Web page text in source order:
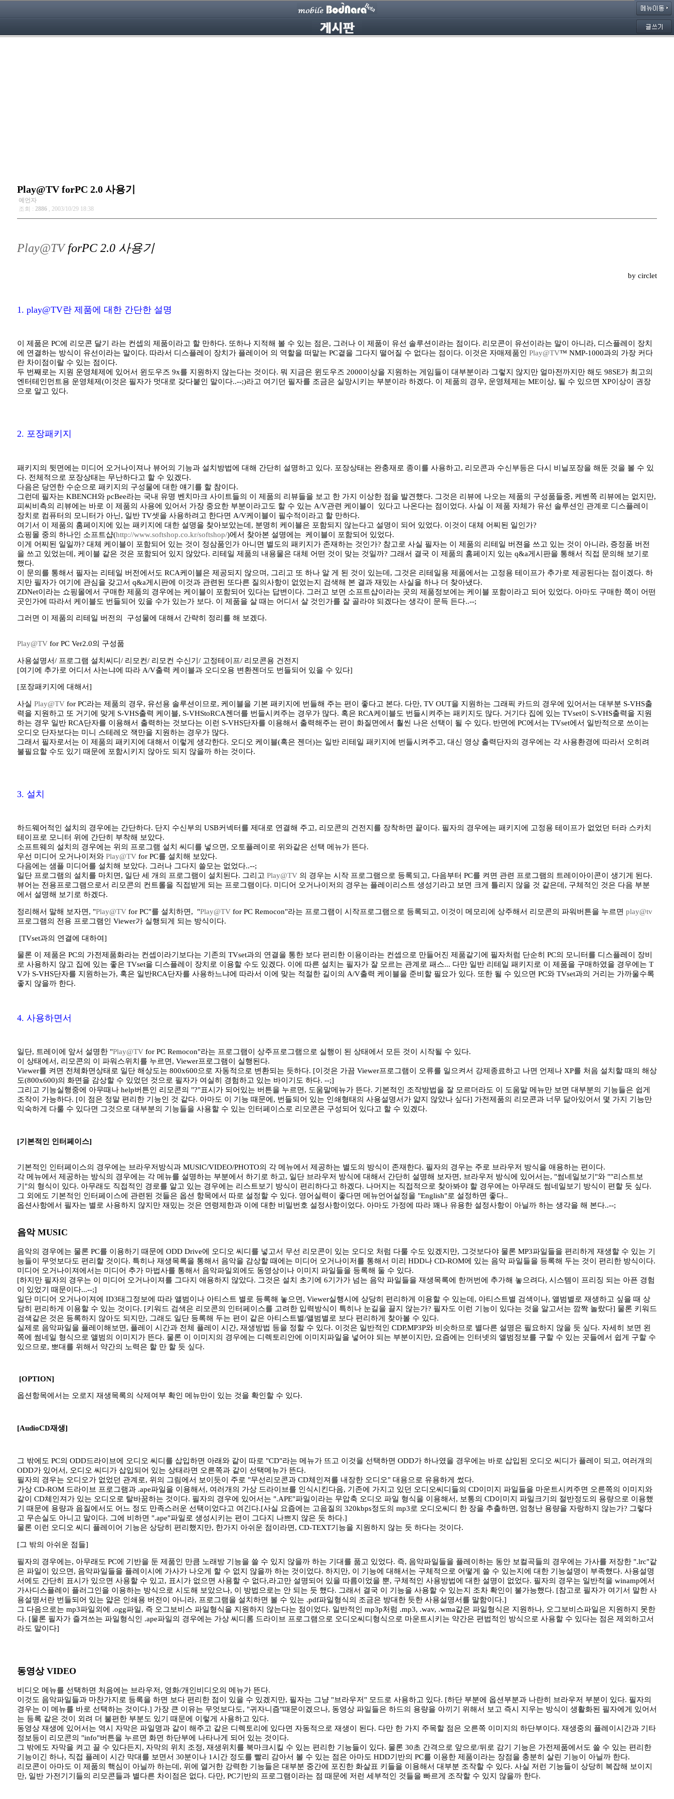
Play@TV forPC 2.0 사용기
예언자
조회 : 2886 , 2003/10/29 18:38
Play@TVforPC 2.0 사용기
by circlet
1. play@TV란 제품에 대한 간단한 설명
이 제품은 PC에 리모콘 달기 라는 컨셉의 제품이라고 할 만하다. 또하나 지적해 볼 수 있는 점은, 그러나 이 제품이 유선 솔루션이라는 점이다. 리모콘이 유선이라는 말이 아니라, 디스플레이 장치
에 연결하는 방식이 유선이라는 말이다. 따라서 디스플레이 장치가 플레이어 의 역할을 떠맡는 PC곁을 그다지 떨어질 수 없다는 점이다. 이것은 자매제품인 Play@TV™ NMP-1000과의 가장 커다
란 차이점이랄 수 있는 점이다.
두 번째로는 지원 운영체제에 있어서 윈도우즈 9x를 지원하지 않는다는 것이다. 뭐 지금은 윈도우즈 2000이상을 지원하는 게임들이 대부분이라 그렇지 않지만 얼마전까지만 해도 98SE가 최고의
엔터테인먼트용 운영체제(이것은 필자가 멋대로 갖다붙인 말이다..--;)라고 여기던 필자를 조금은 실망시키는 부분이라 하겠다. 이 제품의 경우, 운영체제는 ME이상, 될 수 있으면 XP이상이 권장
으로 알고 있다.
2. 포장패키지
패키지의 뒷면에는 미디어 오거나이져나 뷰어의 기능과 설치방법에 대해 간단히 설명하고 있다. 포장상태는 완충재로 종이를 사용하고, 리모콘과 수신부등은 다시 비닐포장을 해둔 것을 볼 수 있
다. 전체적으로 포장상태는 무난하다고 할 수 있겠다.
다음은 당연한 수순으로 패키지의 구성물에 대한 얘기를 할 참이다.
그런데 필자는 KBENCH와 pcBee라는 국내 유명 벤치마크 사이트들의 이 제품의 리뷰들을 보고 한 가지 이상한 점을 발견했다. 그것은 리뷰에 나오는 제품의 구성품들중, 케벤쪽 리뷰에는 없지만,
피씨비측의 리뷰에는 바로 이 제품의 사용에 있어서 가장 중요한 부분이라고도 할 수 있는 A/V관련 케이블이 있다고 나온다는 점이었다. 사실 이 제품 자체가 유선 솔루션인 관계로 디스플레이
장치로 컴퓨터의 모니터가 아닌, 일반 TV셋을 사용하려고 한다면 A/V케이블이 필수적이라고 할 만하다.
여기서 이 제품의 홈페이지에 있는 패키지에 대한 설명을 찾아보았는데, 분명히 케이블은 포함되지 않는다고 설명이 되어 있었다. 이것이 대체 어찌된 일인가?
쇼핑몰 중의 하나인 소프트샵(http://www.softshop.co.kr/softshop/)에서 찾아본 설명에는 케이블이 포함되어 있었다.
이게 어찌된 일일까? 대체 케이블이 포함되어 있는 것이 정삼품인가 아니면 별도의 패키지가 존재하는 것인가? 참고로 사실 필자는 이 제품의 리테일 버젼을 쓰고 있는 것이 아니라, 증정품 버전
을 쓰고 있었는데, 케이블 같은 것은 포함되어 있지 않았다. 리테일 제품의 내용물은 대체 어떤 것이 맞는 것일까? 그래서 결국 이 제품의 홈페이지 있는 q&a게시판을 통해서 직접 문의해 보기로
했다.
이 문의를 통해서 필자는 리테일 버전에서도 RCA케이블은 제공되지 않으며, 그리고 또 하나 알 게 된 것이 있는데, 그것은 리테일용 제품에서는 고정용 테이프가 추가로 제공된다는 점이겠다. 하
지만 필자가 여기에 관심을 갖고서 q&a게시판에 이것과 관련된 또다른 질의사항이 없었는지 검색해 본 결과 재밌는 사실을 하나 더 찾아냈다.
ZDNet이라는 쇼핑몰에서 구매한 제품의 경우에는 케이블이 포함되어 있다는 답변이다. 그러고 보면 소프트샵이라는 곳의 제품정보에는 케이블 포함이라고 되어 있었다. 아마도 구매한 쪽이 어떤
곳인가에 따라서 케이블도 번들되어 있을 수가 있는가 보다. 이 제품을 살 때는 어디서 살 것인가를 잘 골라야 되겠다는 생각이 문득 든다..--;
그러면 이 제품의 리테일 버전의 구성물에 대해서 간략히 정리를 해 보겠다.
Play@TV for PC Ver2.0의 구성품
사용설명서/ 프로그램 설치씨디/ 리모컨/ 리모컨 수신기/ 고정테이프/ 리모콘용 건전지
[여기에 추가로 어디서 사는냐에 따라 A/V출력 케이블과 오디오용 변환젠더도 번들되어 있을 수 있다]
[포장패키지에 대해서]
사실 Play@TV for PC라는 제품의 경우, 유선용 솔루션이므로, 케이블을 기본 패키지에 번들해 주는 편이 좋다고 본다. 다만, TV OUT을 지원하는 그래픽 카드의 경우에 있어서는 대부분 S-VHS출
력을 지원하고 또 거기에 맞게 S-VHS출력 케이블, S-VHStoRCA젠더를 번들시켜주는 경우가 많다. 혹은 RCA케이블도 번들시켜주는 패키지도 많다. 거기다 집에 있는 TVset이 S-VHS출력을 지원
하는 경우 일반 RCA단자를 이용해서 출력하는 것보다는 이런 S-VHS단자를 이용해서 출력해주는 편이 화질면에서 훨씬 나은 선택이 될 수 있다. 반면에 PC에서는 TVset에서 일반적으로 쓰이는
오디오 단자보다는 미니 스테레오 잭만을 지원하는 경우가 많다.
그래서 필자로서는 이 제품의 패키지에 대해서 이렇게 생각한다. 오디오 케이블(혹은 젠더)는 일반 리테일 패키지에 번들시켜주고, 대신 영상 출력단자의 경우에는 각 사용환경에 따라서 오히려
불필요할 수도 있기 때문에 포함시키지 않아도 되지 않을까 하는 것이다.
3. 설치
하드웨어적인 설치의 경우에는 간단하다. 단지 수신부의 USB커넥터를 제대로 연결해 주고, 리모콘의 건전지를 장착하면 끝이다. 필자의 경우에는 패키지에 고정용 테이프가 없었던 터라 스카치
테이프로 모니터 위에 간단히 부착해 보았다.
소프트웨의 설치의 경우에는 위의 프로그램 설치 씨디를 넣으면, 오토플레이로 위와같은 선택 메뉴가 뜬다.
우선 미디어 오거나이저와 Play@TV for PC를 설치해 보았다.
다음에는 샘플 미디어를 설치해 보았다. 그러나 그다지 쓸모는 없었다..--;
일단 프로그램의 설치를 마치면, 일단 세 개의 프로그램이 설치된다. 그리고 Play@TV 의 경우는 시작 프로그램으로 등록되고, 다음부터 PC를 켜면 관련 프로그램의 트레이아이콘이 생기게 된다.
뷰어는 전용프로그램으로서 리모콘의 컨트롤을 직접받게 되는 프로그램이다. 미디어 오거나이저의 경우는 플레이리스트 생성기라고 보면 크게 틀리지 않을 것 같은데, 구체적인 것은 다음 부분
에서 설명해 보기로 하겠다.
정리해서 말해 보자면, "Play@TV for PC"를 설치하면, "Play@TV for PC Remocon"라는 프로그램이 시작프로그램으로 등록되고, 이것이 메모리에 상주해서 리모콘의 파워버튼을 누르면 play@tv
프로그램의 전용 프로그램인 Viewer가 실행되게 되는 방식이다.
[TVset과의 연결에 대하여]
물론 이 제품은 PC의 가전제품화라는 컨셉이라기보다는 기존의 TVset과의 연결을 통한 보다 편리한 이용이라는 컨셉으로 만들어진 제품같기에 필자처럼 단순히 PC의 모니터를 디스플레이 장비
로 사용하지 않고 집에 있는 좋은 TVset을 디스플레이 장치로 이용할 수도 있겠다. 이에 따른 설치는 필자가 잘 모르는 관계로 패스... 다만 일반 리테일 패키지로 이 제품을 구매하였을 경우에는 T
V가 S-VHS단자를 지원하는가, 혹은 일반RCA단자를 사용하느냐에 따라서 이에 맞는 적절한 길이의 A/V출력 케이블을 준비할 필요가 있다. 또한 될 수 있으면 PC와 TVset과의 거리는 가까울수록
좋지 않을까 한다.
4. 사용하면서
일단, 트레이에 앞서 설명한 "Play@TV for PC Remocon"라는 프로그램이 상주프로그램으로 실행이 된 상태에서 모든 것이 시작될 수 있다.
이 상태에서, 리모콘의 이 파워스위치를 누르면, Viewer프로그램이 실행된다.
Viewer를 켜면 전체화면상태로 일단 해상도는 800x600으로 자동적으로 변환되는 듯하다. [이것은 가끔 Viewer프로그램이 오류를 일으켜서 강제종료하고 나면 언제나 XP를 처음 설치할 때의 해상
도(800x600)의 화면을 감상할 수 있었던 것으로 필자가 여실히 경험하고 있는 바이기도 하다. --;]
그리고 기능실행중에 아무때나 help버튼인 리모콘의 "?"표시가 되어있는 버튼을 누르면, 도움말메뉴가 뜬다. 기본적인 조작방법을 잘 모르더라도 이 도움말 메뉴만 보면 대부분의 기능들은 쉽게
조작이 가능하다. [이 점은 정말 편리한 기능인 것 같다. 아마도 이 기능 때문에, 번들되어 있는 인쇄형태의 사용설명서가 얇지 않았나 싶다] 가전제품의 리모콘과 너무 닮아있어서 몇 가지 기능만
익숙하게 다룰 수 있다면 그것으로 대부분의 기능들을 사용할 수 있는 인터페이스로 리모콘은 구성되어 있다고 할 수 있겠다.
[기본적인 인터페이스]
기본적인 인터페이스의 경우에는 브라우저방식과 MUSIC/VIDEO/PHOTO의 각 메뉴에서 제공하는 별도의 방식이 존재한다. 필자의 경우는 주로 브라우저 방식을 애용하는 편이다.
각 메뉴에서 제공하는 방식의 경우에는 각 메뉴를 설명하는 부분에서 하기로 하고, 일단 브라우저 방식에 대해서 간단히 설명해 보자면, 브라우저 방식에 있어서는, "썸네일보기"와 ""리스트보
기"의 형식이 있다. 아무래도 직접적인 경로를 알고 있는 경우에는 리스트보기 방식이 편리하다고 하겠다. 나머지는 직접적으로 찾아봐야 할 경우에는 아무래도 썸네일보기 방식이 편할 듯 싶다.
그 외에도 기본적인 인터페이스에 관련된 것들은 옵션 항목에서 따로 설정할 수 있다. 영어실력이 좋다면 메뉴언어설정을 "English"로 설정하면 좋다..
옵션사항에서 필자는 별로 사용하지 않지만 재밌는 것은 연령제한과 이에 대한 비밀번호 설정사항이었다. 아마도 가정에 따라 꽤나 유용한 설정사항이 아닐까 하는 생각을 해 본다..--;
음악 MUSIC
음악의 경우에는 물론 PC를 이용하기 때문에 ODD Drive에 오디오 씨디를 넣고서 무선 리모콘이 있는 오디오 처럼 다룰 수도 있겠지만, 그것보다야 물론 MP3파일들을 편리하게 재생할 수 있는 기
능들이 무엇보다도 편리할 것이다. 특히나 재생목록을 통해서 음악을 감상할 때에는 미디어 오거나이저를 통해서 미리 HDD나 CD-ROM에 있는 음악 파일들을 등록해 두는 것이 편리한 방식이다.
미디어 오거나이져에서는 미디어 추가 마법사를 통해서 음악파일외에도 동영상이나 이미지 파일들을 등록해 둘 수 있다.
[하지만 필자의 경우는 이 미디어 오거나이져를 그다지 애용하지 않았다. 그것은 설치 초기에 6기가가 넘는 음악 파일들을 재생목록에 한꺼번에 추가해 놓으려다, 시스템이 프리징 되는 아픈 경험
이 있었기 때문이다...--;]
일단 미디어 오거나이져에 ID3태그정보에 따라 앨범이나 아티스트 별로 등록해 놓으면, Viewer실행시에 상당히 편리하게 이용할 수 있는데, 아티스트별 검색이나, 앨범별로 재생하고 싶을 때 상
당히 편리하게 이용할 수 있는 것이다. [키워드 검색은 리모콘의 인터페이스를 고려한 입력방식이 특히나 눈길을 끌지 않는가? 필자도 이런 기능이 있다는 것을 알고서는 깜짝 놀랐다] 물론 키워드
검색같은 것은 등록하지 않아도 되지만, 그래도 일단 등록해 두는 편이 같은 아티스트별/앨범별로 보다 편리하게 찾아볼 수 있다.
실제로 음악파일을 플레이해보면, 플레이 시간과 전체 플레이 시간, 재생방법 등을 정할 수 있다. 이것은 일반적인 CDP,MP3P와 비슷하므로 별다른 설명은 필요하지 않을 듯 싶다. 자세히 보면 왼
쪽에 썸네일 형식으로 앨범의 이미지가 뜬다. 물론 이 이미지의 경우에는 디렉토리안에 이미지파일을 넣어야 되는 부분이지만, 요즘에는 인터넷의 앨범정보를 구할 수 있는 곳들에서 쉽게 구할 수
있으므로, 뽀대를 위해서 약간의 노력은 할 만 할 듯 싶다.
[OPTION]
옵션항목에서는 오로지 재생목록의 삭제여부 확인 메뉴만이 있는 것을 확인할 수 있다.
[AudioCD재생]
그 밖에도 PC의 ODD드라이브에 오디오 씨디를 삽입하면 아래와 같이 따로 "CD"라는 메뉴가 뜨고 이것을 선택하면 ODD가 하나였을 경우에는 바로 삽입된 오디오 씨디가 플레이 되고, 여러개의
ODD가 있어서, 오디오 씨디가 삽입되어 있는 상태라면 오른쪽과 같이 선택메뉴가 뜬다.
필자의 경우는 오디오가 없었던 관계로, 위의 그림에서 보이듯이 주로 "무선리모콘과 CD체인져를 내장한 오디오" 대용으로 유용하게 썼다.
가상 CD-ROM 드라이브 프로그램과 .ape파일을 이용해서, 여러개의 가상 드라이브를 인식시킨다음, 기존에 가지고 있던 오디오씨디들의 CD이미지 파일들을 마운트시켜주면 오른쪽의 이미지와
같이 CD체인져가 있는 오디오로 탈바꿈하는 것이다. 필자의 경우에 있어서는 ".APE"파일이라는 무압축 오디오 파일 형식을 이용해서, 보통의 CD이미지 파일크기의 절반정도의 용량으로 이용했
기 때문에 용량과 음질에서도 어느 정도 만족스러운 선택이었다고 여긴다.[사실 요즘에는 고음질의 320kbps정도의 mp3로 오디오씨디 한 장을 추출하면, 엄청난 용량을 자랑하지 않는가? 그렇다
고 무손실도 아니고 말이다. 그에 비하면 ".ape"파일로 생성시키는 편이 그다지 나쁘지 않은 듯 하다.]
물론 이런 오디오 씨디 플레이어 기능은 상당히 편리했지만, 한가지 아쉬운 점이라면, CD-TEXT기능을 지원하지 않는 듯 하다는 것이다.
[그 밖의 아쉬운 점들]
필자의 경우에는, 아무래도 PC에 기반을 둔 제품인 만큼 노래방 기능을 쓸 수 있지 않을까 하는 기대를 품고 있었다. 즉, 음악파일들을 플레이하는 동안 보컬곡들의 경우에는 가사를 저장한 ".lrc"같
은 파일이 있으면, 음악파일들을 플레이시에 가사가 나오게 할 수 없지 않을까 하는 것이었다. 하지만, 이 기능에 대해서는 구체적으로 어떻게 쓸 수 있는지에 대한 기능설명이 부족했다. 사용설명
서에도 간단히 표시가 있으면 사용할 수 있고, 표시가 없으면 사용할 수 없다,라고만 설명되어 있을 따름이었을 뿐, 구체적인 사용방법에 대한 설명이 없었다. 필자의 경우는 일반적을 winamp에서
가사디스플레이 플러그인을 이용하는 방식으로 시도해 보았으나, 이 방법으로는 안 되는 듯 했다. 그래서 결국 이 기능을 사용할 수 있는지 조차 확인이 불가능했다. [참고로 필자가 여기서 말한 사
용설명서란 번들되어 있는 얇은 인쇄용 버전이 아니라, 프로그램을 설치하면 볼 수 있는 .pdf파일형식의 조금은 방대한 듯한 사용설명서를 말함이다.]
그 다음으로는 mp3파일외에 .ogg파일, 즉 오그보비스 파일형식을 지원하지 않는다는 점이었다. 일반적인 mp3p처럼 .mp3, .wav, .wma같은 파일형식은 지원하나, 오그보비스파일은 지원하지 못한
다. [물론 필자가 즐겨쓰는 파일형식인 .ape파일의 경우에는 가상 씨디롬 드라이브 프로그램으로 오디오씨디형식으로 마운트시키는 약간은 편법적인 방식으로 사용할 수 있다는 점은 제외하고서
라도 말이다]
동영상 VIDEO
비디오 메뉴를 선택하면 처음에는 브라우저, 영화/개인비디오의 메뉴가 뜬다.
이것도 음악파일들과 마찬가지로 등록을 하면 보다 편리한 점이 있을 수 있겠지만, 필자는 그냥 "브라우저" 모드로 사용하고 있다. [하단 부분에 옵션부분과 나란히 브라우저 부분이 있다. 필자의
경우는 이 메뉴를 바로 선택하는 것이다.] 가장 큰 이유는 무엇보다도, "귀자니즘"때문이겠으나, 동영상 파일들은 하드의 용량을 아끼기 위해서 보고 즉시 지우는 방식이 생활화된 필자에게 있어서
는 등록 같은 것이 외려 더 불편한 부분도 있기 때문에 이렇게 사용하고 있다.
동영상 재생에 있어서는 역시 자막은 파일명과 같이 해주고 같은 디렉토리에 있다면 자동적으로 재생이 된다. 다만 한 가지 주목할 점은 오른쪽 이미지의 하단부이다. 재생중의 플레이시간과 기타
정보등이 리모콘의 "info"버튼을 누르면 화면 하단부에 나타나게 되어 있는 것이다.
그 밖에도 자막을 켜고 끌 수 있다든지, 자막의 위치 조정, 재생위치를 북마크시킬 수 있는 편리한 기능들이 있다. 물론 30초 간격으로 앞으로/뒤로 감기 기능은 가전제품에서도 쓸 수 있는 편리한
기능이긴 하나, 직접 플레이 시간 막대를 보면서 30분이나 1시간 정도를 빨리 감아서 볼 수 있는 점은 아마도 HDD기반의 PC를 이용한 제품이라는 장점을 충분히 살린 기능이 아닐까 한다.
리모콘이 아마도 이 제품의 핵심이 아닐까 하는데, 위에 열거한 강력한 기능들은 대부분 중간에 포진한 화살표 키들을 이용해서 대부분 조작할 수 있다. 사실 저런 기능들이 상당히 복잡해 보이지
만, 일반 가전기기들의 리모콘들과 별다른 차이점은 없다. 다만, PC기반의 프로그램이라는 점 때문에 저런 세부적인 것들을 빠르게 조작할 수 있지 않을까 한다.